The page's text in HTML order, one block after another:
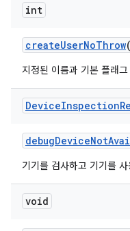
int
createUserNoThrow
지정된 이름과 기본 플래
DeviceInspection
debugDeviceNot
기기를 검사하고 기기를
void